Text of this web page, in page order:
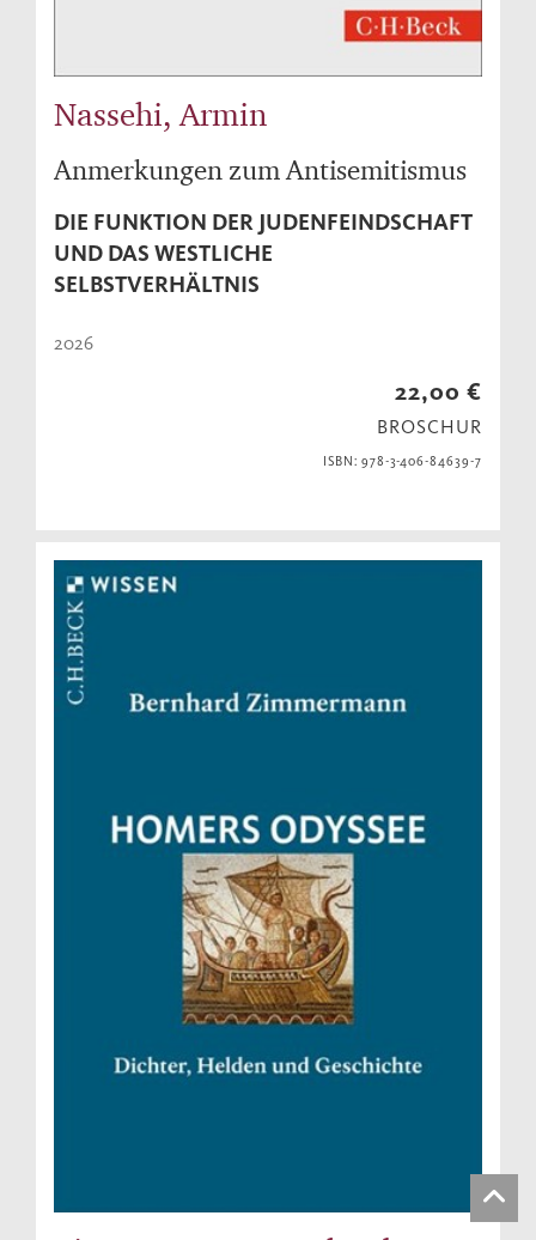
Nassehi, Armin
Anmerkungen zum Antisemitismus
DIE FUNKTION DER JUDENFEINDSCHAFT
UND DAS WESTLICHE
SELBSTVERHÄLTNIS
2026
22,00 €
BROSCHUR
ISBN: 978-3-406-84639-7